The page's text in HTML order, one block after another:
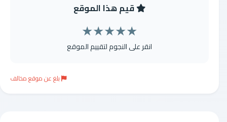
قيم هذا الموقع
★
★
★
★
★
انقر على النجوم لتقييم الموقع
بلغ عن موقع مخالف